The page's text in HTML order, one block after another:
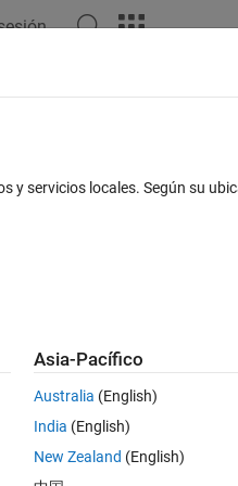
Iniciar sesión para
Iniciar
Moritz Hägele
el 9 de En. de 2017
y servicios locales. Según su
Asia-Pacífico
Australia (English)
India (English)
New Zealand (English)